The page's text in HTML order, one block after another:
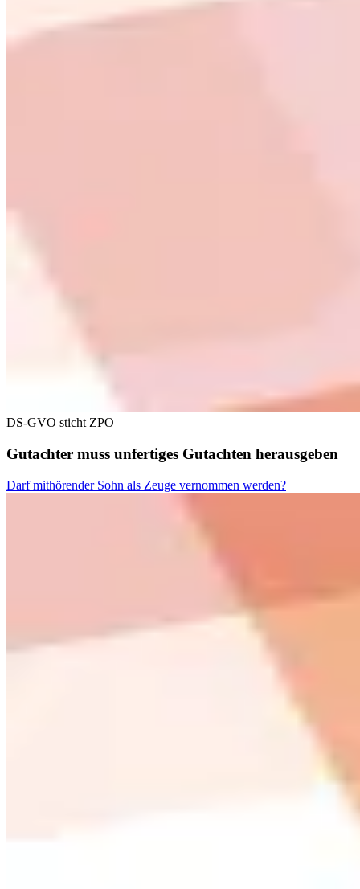
DS-GVO sticht ZPO
Gutachter muss unfertiges Gutachten herausgeben
Darf mithörender Sohn als Zeuge vernommen werden?